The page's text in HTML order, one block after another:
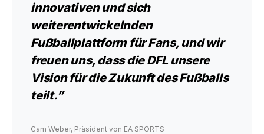
innovativen und sich
weiterentwickelnden
Fußballplattform für Fans, und wir
freuen uns, dass die DFL unsere
Vision für die Zukunft des Fußballs
teilt.”
Cam Weber, Präsident von EA SPORTS